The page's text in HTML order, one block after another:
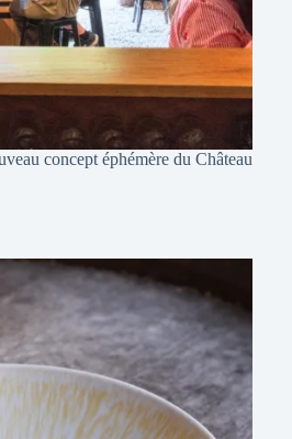
concept éphémère du Château